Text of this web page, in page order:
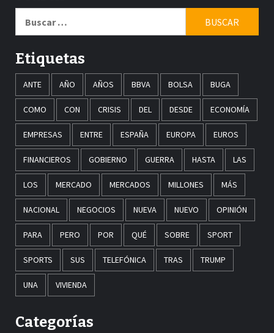
Etiquetas
ANTE AÑO AÑOS BBVA BOLSA BUGA
COMO CON CRISIS DEL DESDE ECONOMÍA
EMPRESAS ENTRE ESPAÑA EUROPA EUROS
FINANCIEROS GOBIERNO GUERRA HASTA LAS
LOS MERCADO MERCADOS MILLONES MÁS
NACIONAL NEGOCIOS NUEVA NUEVO OPINIÓN
PARA PERO POR QUÉ SOBRE SPORT
SPORTS SUS TELEFÓNICA TRAS TRUMP
UNA VIVIENDA
Categorías